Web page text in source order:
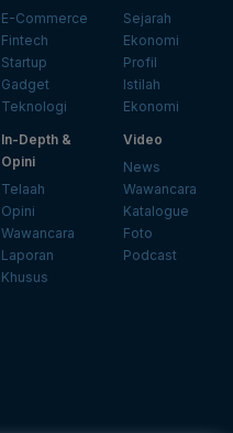
E-Commerce
Fintech
Startup
Gadget
Teknologi
Sejarah
Ekonomi
Profil
Istilah
Ekonomi
In-Depth &
Opini
Telaah
Opini
Wawancara
Laporan
Khusus
Video
News
Wawancara
Katalogue
Foto
Podcast